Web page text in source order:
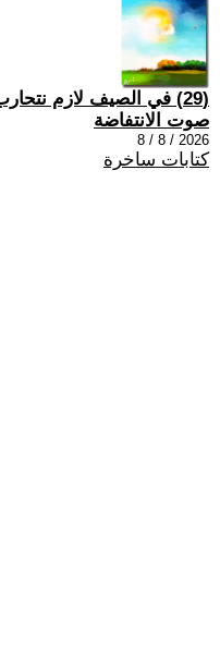
(29) في الصيف لازم نتحارب
صوت الانتفاضة
2026 / 8 / 8
كتابات ساخرة